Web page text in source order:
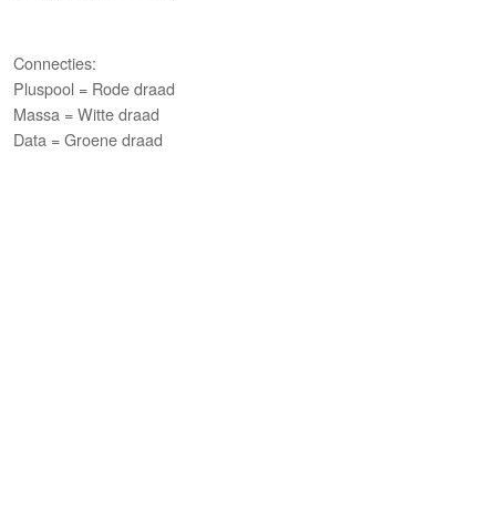
Connecties:
Pluspool = Rode draad
Massa = Witte draad
Data = Groene draad